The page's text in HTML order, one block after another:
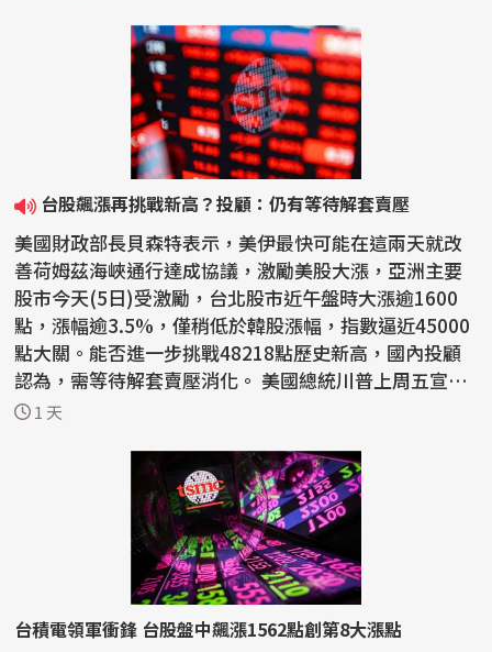
台股飆漲再挑戰新高？投顧：仍有等待解套賣壓
美國財政部長貝森特表示，美伊最快可能在這兩天就改
善荷姆茲海峽通行達成協議，激勵美股大漲，亞洲主要
股市今天(5日)受激勵，台北股市近午盤時大漲逾1600
點，漲幅逾3.5%，僅稍低於韓股漲幅，指數逼近45000
點大關。能否進一步挑戰48218點歷史新高，國內投顧
認為，需等待解套賣壓消化。 美國總統川普上周五宣稱
要恢復攻...
1 天
台積電領軍衝鋒 台股盤中飆漲1562點創第8大漲點